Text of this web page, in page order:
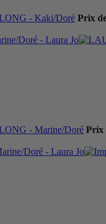
- Kaki/Doré Prix
- Marine/Doré Prix